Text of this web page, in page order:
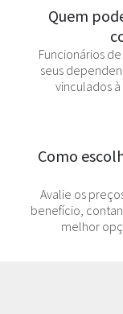
Quem
Funcionários
seus
vinculados
Como
Avalie os
benefício,
melhor